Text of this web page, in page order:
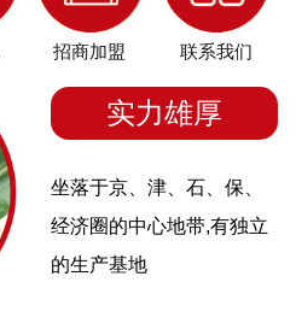
招商加盟 联系我们
实力雄厚
坐落于京、津、石、保、
经济圈的中心地带,有独立
的生产基地